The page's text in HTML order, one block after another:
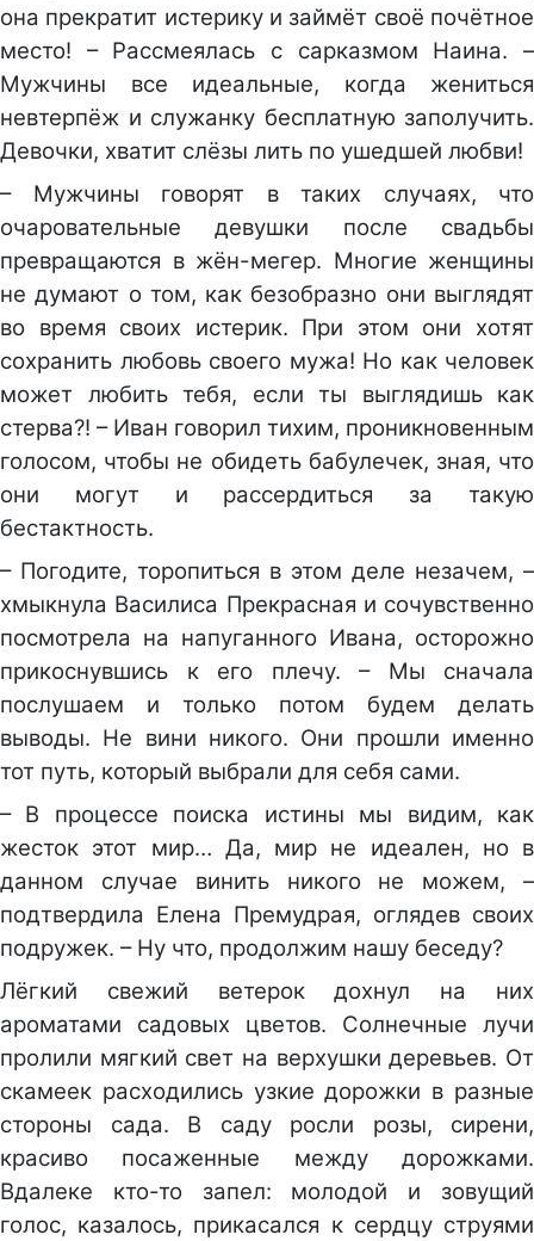
она прекратит истерику и займёт своё почётное
место! – Рассмеялась с сарказмом Наина. –
Мужчины все идеальные, когда жениться
невтерпёж и служанку бесплатную заполучить.
Девочки, хватит слёзы лить по ушедшей любви!
– Мужчины говорят в таких случаях, что
очаровательные девушки после свадьбы
превращаются в жён-мегер. Многие женщины
не думают о том, как безобразно они выглядят
во время своих истерик. При этом они хотят
сохранить любовь своего мужа! Но как человек
может любить тебя, если ты выглядишь как
стерва?! – Иван говорил тихим, проникновенным
голосом, чтобы не обидеть бабулечек, зная, что
они могут и рассердиться за такую
бестактность.
– Погодите, торопиться в этом деле незачем, –
хмыкнула Василиса Прекрасная и сочувственно
посмотрела на напуганного Ивана, осторожно
прикоснувшись к его плечу. – Мы сначала
послушаем и только потом будем делать
выводы. Не вини никого. Они прошли именно
тот путь, который выбрали для себя сами.
– В процессе поиска истины мы видим, как
жесток этот мир… Да, мир не идеален, но в
данном случае винить никого не можем, –
подтвердила Елена Премудрая, оглядев своих
подружек. – Ну что, продолжим нашу беседу?
Лёгкий свежий ветерок дохнул на них
ароматами садовых цветов. Солнечные лучи
пролили мягкий свет на верхушки деревьев. От
скамеек расходились узкие дорожки в разные
стороны сада. В саду росли розы, сирени,
красиво посаженные между дорожками.
Вдалеке кто-то запел: молодой и зовущий
голос, казалось, прикасался к сердцу струями